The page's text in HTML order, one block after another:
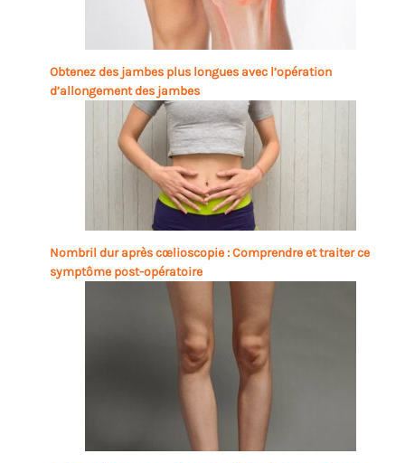
Obtenez des jambes plus longues avec l’opération
d’allongement des jambes
Nombril dur après cœlioscopie : Comprendre et traiter ce
symptôme post-opératoire